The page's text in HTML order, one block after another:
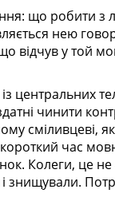
що робити
нею
відчув у той
центральних
чинити
сміливцеві,
час
Колеги, це
знищували.